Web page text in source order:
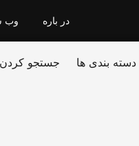
وب در باره
جستجو کردن دسته بندی ها